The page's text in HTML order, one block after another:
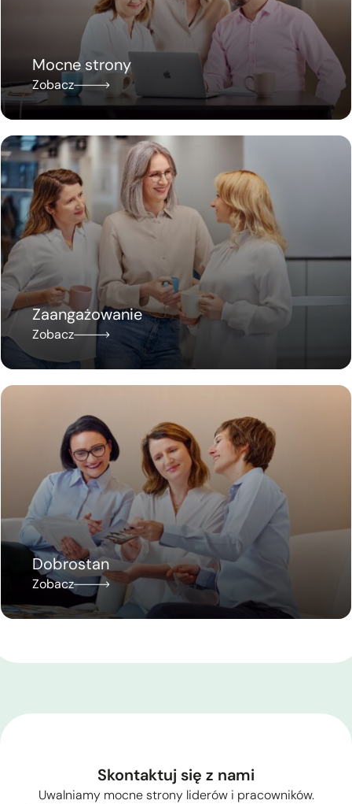
Mocne strony
Zobacz
Zaangażowanie
Zobacz
Dobrostan
Zobacz
Skontaktuj się z nami
Uwalniamy mocne strony liderów i pracowników.